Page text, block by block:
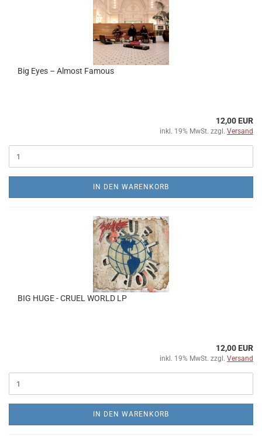
Big Eyes ‎– Almost Famous
12,00 EUR
inkl. 19% MwSt. zzgl. Versand
IN DEN WARENKORB
BIG HUGE - CRUEL WORLD LP
12,00 EUR
inkl. 19% MwSt. zzgl. Versand
IN DEN WARENKORB